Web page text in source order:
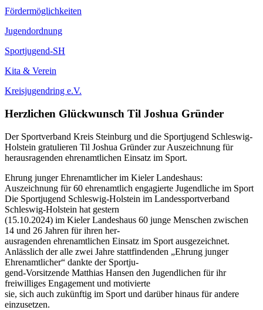
Fördermöglichkeiten
Jugendordnung
Sportjugend-SH
Kita & Verein
Kreisjugendring e.V.
Herzlichen Glückwunsch Til Joshua Gründer
Der Sportverband Kreis Steinburg und die Sportjugend Schleswig-
Holstein gratulieren Til Joshua Gründer zur Auszeichnung für
herausragenden ehrenamtlichen Einsatz im Sport.
Ehrung junger Ehrenamtlicher im Kieler Landeshaus:
Auszeichnung für 60 ehrenamtlich engagierte Jugendliche im Sport
Die Sportjugend Schleswig-Holstein im Landessportverband
Schleswig-Holstein hat gestern
(15.10.2024) im Kieler Landeshaus 60 junge Menschen zwischen
14 und 26 Jahren für ihren her-
ausragenden ehrenamtlichen Einsatz im Sport ausgezeichnet.
Anlässlich der alle zwei Jahre stattfindenden „Ehrung junger
Ehrenamtlicher“ dankte der Sportju-
gend-Vorsitzende Matthias Hansen den Jugendlichen für ihr
freiwilliges Engagement und motivierte
sie, sich auch zukünftig im Sport und darüber hinaus für andere
einzusetzen.